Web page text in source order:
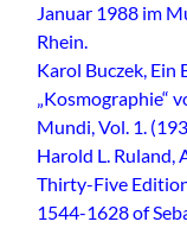
Januar 1988 im
Rhein.
Karol Buczek, Ein
„Kosmographie“
Mundi, Vol. 1.
Harold L. Ruland,
Thirty-Five
1544-1628 of